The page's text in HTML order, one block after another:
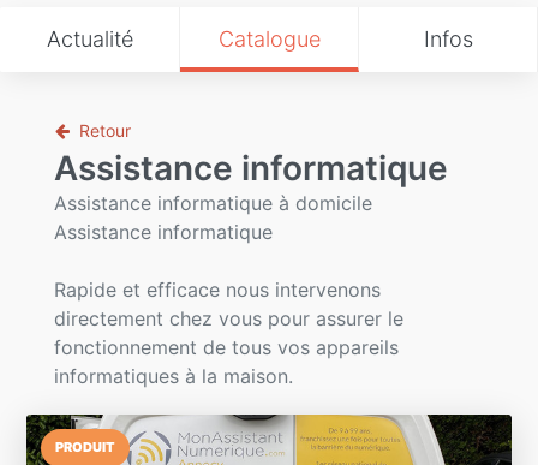
Actualité Catalogue Infos
Retour
Assistance informatique
Assistance informatique à domicile
Assistance informatique
Rapide et efficace nous intervenons
directement chez vous pour assurer le
fonctionnement de tous vos appareils
informatiques à la maison.
PRODUIT